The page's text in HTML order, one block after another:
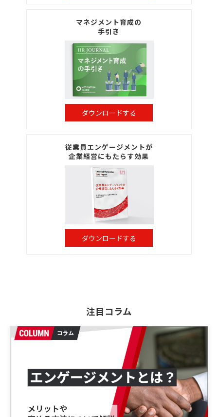
マネジメント育成の
手引き
ダウンロードする
従業員エンゲージメントが
企業経営にもたらす効果
ダウンロードする
注目コラム